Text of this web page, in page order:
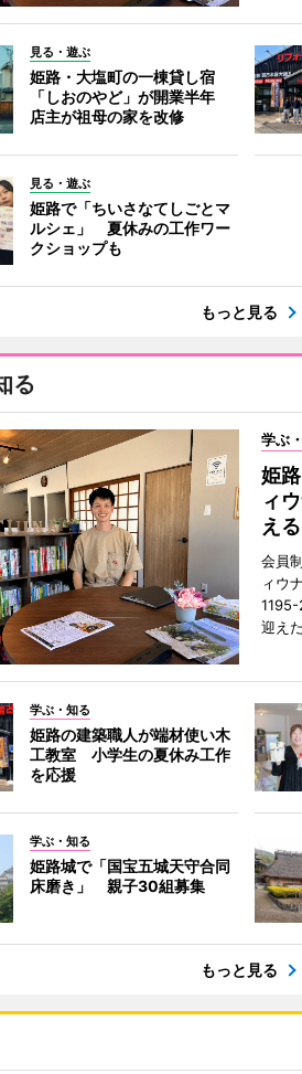
見る・遊ぶ
姫路・大塩町の一棟貸し宿
「しおのやど」が開業半年
店主が祖母の家を改修
見る・遊ぶ
姫路で「ちいさなてしごとマ
ルシェ」 夏休みの工作ワー
クショップも
もっと見る
る
学ぶ
姫
ィ
える
会員
ィウ
1195-
迎えた
学ぶ・知る
姫路の建築職人が端材使い木
工教室 小学生の夏休み工作
を応援
学ぶ・知る
姫路城で「国宝五城天守合同
床磨き」 親子30組募集
もっと見る